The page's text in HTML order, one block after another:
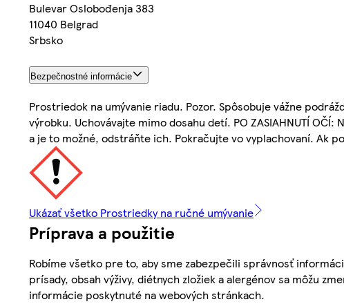
Bulevar Oslobođenja 383
11040 Belgrad
Srbsko
Bezpečnostné informácie
Prostriedok na umývanie riadu. Pozor. Spôsobuje vážne
výrobku. Uchovávajte mimo dosahu detí. PO ZASIAHNUTÍ
a je to možné, odstráňte ich. Pokračujte vo vyplachovaní. Ak
Ukázať všetko Prostriedky na ručné umývanie
Príprava a použitie
Robíme všetko pre to, aby sme zabezpečili správnosť
prísady, obsah výživy, diétnych zložiek a alergénov sa môžu
informácie poskytnuté na webových stránkach.